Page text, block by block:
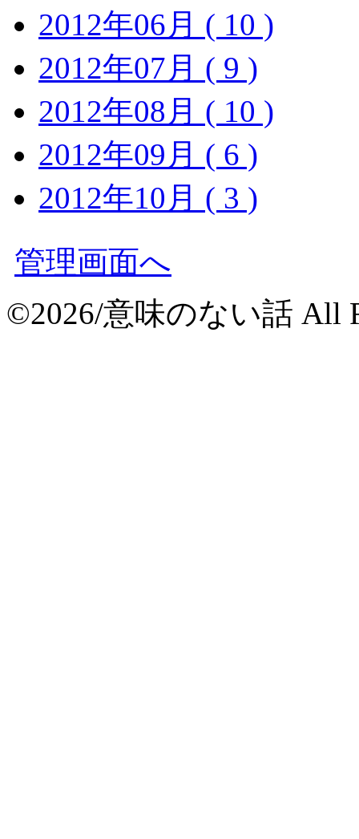
2012年06月 ( 10 )
2012年07月 ( 9 )
2012年08月 ( 10 )
2012年09月 ( 6 )
2012年10月 ( 3 )
管理画面へ
©2026/意味のない話 All